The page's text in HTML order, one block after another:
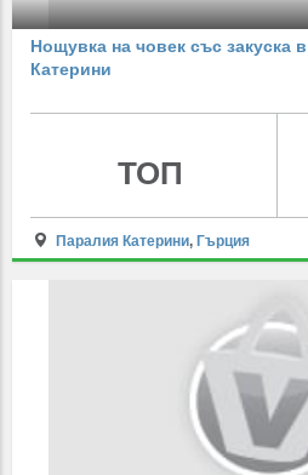
Нощувка на човек със закуска
Катерини
ТОП
Паралия Катерини, Гърция